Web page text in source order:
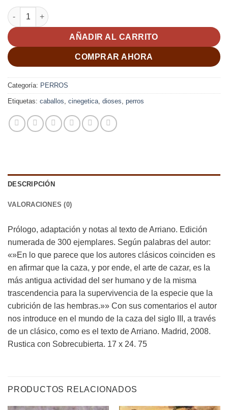
DE LA CINEGÉTICA Perros, Caballos y Dioses; Gómez de la
AÑADIR AL CARRITO
COMPRAR AHORA
Categoría: PERROS
Etiquetas: caballos cinegetica dioses perros
DESCRIPCIÓN
VALORACIONES (0)
Prólogo, adaptación y notas al texto de Arriano. Edición
numerada de 300 ejemplares. Según palabras del autor:
«»En lo que parece que los autores clásicos coinciden es
en afirmar que la caza, y por ende, el arte de cazar, es la
más antigua actividad del ser humano y de la misma
trascendencia para la supervivencia de la especie que la
cubrición de las hembras.»» Con sus comentarios el autor
nos introduce en el mundo de la caza del siglo III, a través
de un clásico, como es el texto de Arriano. Madrid, 2008.
Rustica con Sobrecubierta. 17 x 24. 75
PRODUCTOS RELACIONADOS